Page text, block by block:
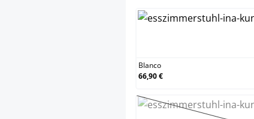
Blanco
66,90 €